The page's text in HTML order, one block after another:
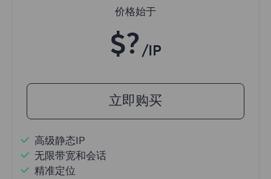
价格始于
$? /IP
立即购买
高级静态IP
无限带宽和会话
精准定位